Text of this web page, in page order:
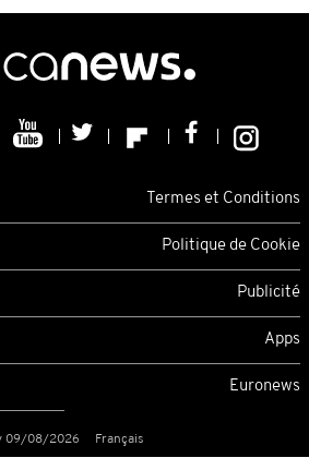
Termes et Conditions
Politique de Cookie
Publicité
Apps
Euronews
09/08/2026